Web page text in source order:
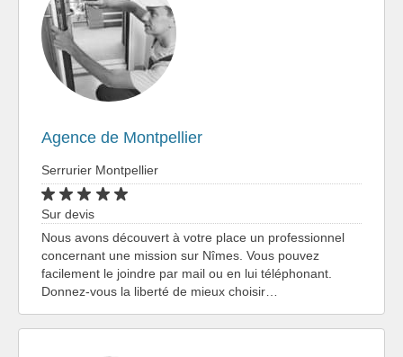
Agence de Montpellier
Serrurier Montpellier
Sur devis
Nous avons découvert à votre place un professionnel
concernant une mission sur Nîmes. Vous pouvez
facilement le joindre par mail ou en lui téléphonant.
Donnez-vous la liberté de mieux choisir…